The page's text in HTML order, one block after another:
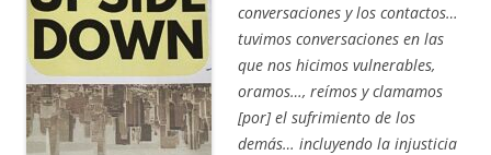
conversaciones y los contactos…
tuvimos conversaciones en las
que nos hicimos vulnerables,
oramos…, reímos y clamamos
[por] el sufrimiento de los
demás… incluyendo la injusticia